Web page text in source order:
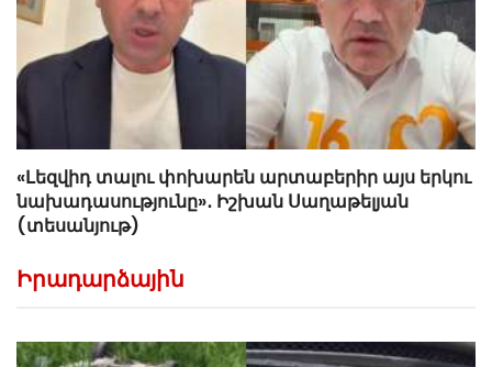
«Լեզվիդ տալու փոխարեն արտաբերիր այս երկու
նախադասությունը»․ Իշխան Սաղաթելյան
(տեսանյութ)
Իրադարձային